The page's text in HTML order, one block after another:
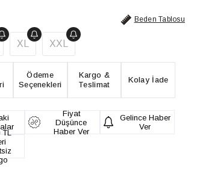
Beden Tablosu
XL XXL
Ödeme
Seçenekleri
Kargo &
Teslimat
Kolay İade
Fiyat
Düşünce
Haber Ver
Gelince Haber
Ver
TL